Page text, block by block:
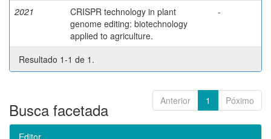
2021
CRISPR technology in plant
genome editing: biotechnology
applied to agriculture.
-
Resultado 1-1 de 1.
Anterior 1 Póximo
Busca facetada
Editor